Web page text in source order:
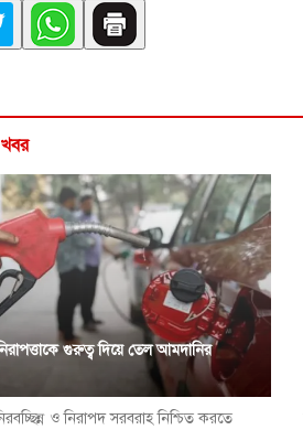
গুরুত্ব দিয়ে তেল আমদানির
ও নিরাপদ সরবরাহ নিশ্চিত করতে